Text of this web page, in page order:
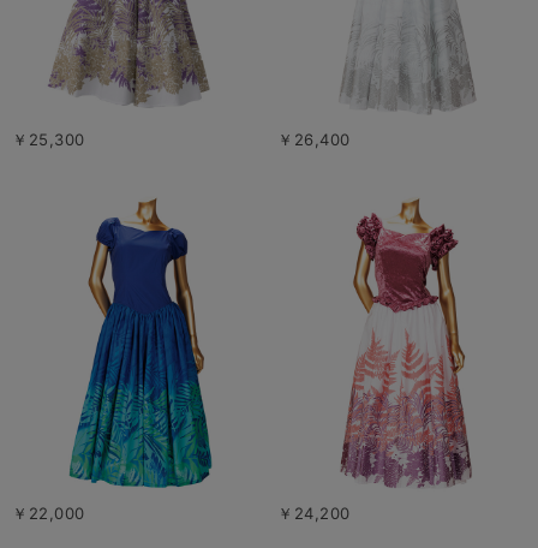
￥25,300 ￥26,400
￥22,000 ￥24,200